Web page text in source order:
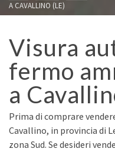
A CAVALLINO (LE)
Visura
fermo
a
Prima di comprare
Cavallino, in provincia di
zona Sud. Se desideri